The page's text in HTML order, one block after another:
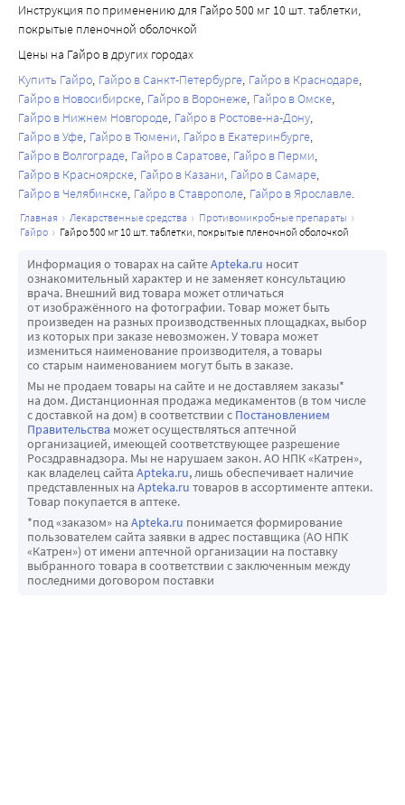
Инструкция по применению для Гайро 500 мг 10 шт. таблетки,
покрытые пленочной оболочкой
Цены на Гайро в других городах
Купить Гайро Гайро в Санкт-Петербурге Гайро в Краснодаре
Гайро в Новосибирске Гайро в Воронеже Гайро в Омске
Гайро в Нижнем Новгороде Гайро в Ростове-на-Дону
Гайро в Уфе Гайро в Тюмени Гайро в Екатеринбурге
Гайро в Волгограде Гайро в Саратове Гайро в Перми
Гайро в Красноярске Гайро в Казани Гайро в Самаре
Гайро в Челябинске Гайро в Ставрополе Гайро в Ярославле
главная лекарственные средства
противомикробные препараты
гайро
гайро 500 мг 10 шт. таблетки, покрытые пленочной оболочкой
Информация о товарах на сайтеApteka.ru носит
ознакомительный характер и не заменяет консультацию
врача. Внешний вид товара может отличаться
от изображённого на фотографии. Товар может быть
произведен на разных производственных площадках, выбор
из которых при заказе невозможен. У товара может
измениться наименование производителя, а товары
со старым наименованием могут быть в заказе.
Мы не продаем товары на сайте и не доставляем заказы*
на дом. Дистанционная продажа медикаментов (в том числе
с доставкой на дом) в соответствии с Постановлением
Правительства может осуществляться аптечной
организацией, имеющей соответствующее разрешение
Росздравнадзора. Мы не нарушаем закон. АО НПК «Катрен»,
как владелец сайта Apteka.ru, лишь обеспечивает наличие
представленных на Apteka.ru товаров в ассортименте аптеки.
Товар покупается в аптеке.
*под «заказом» на Apteka.ru понимается формирование
пользователем сайта заявки в адрес поставщика (АО НПК
«Катрен») от имени аптечной организации на поставку
выбранного товара в соответствии с заключенным между
последними договором поставки